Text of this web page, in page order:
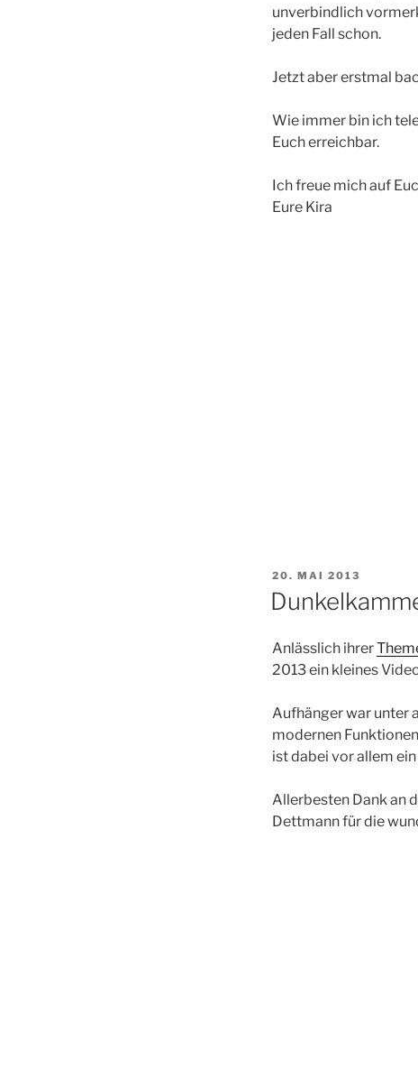
unverbindlich
jeden Fall schon.
Jetzt aber erstmal
Wie immer bin ich
Euch erreichbar.
Ich freue mich auf
Eure Kira
VERÖFFENTLICHT
20. MAI 2013
Anlässlich ihrer
2013 ein kleines
Aufhänger war unter
modernen
ist dabei vor allem
Allerbesten Dank an
Dettmann für die